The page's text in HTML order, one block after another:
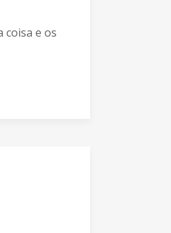
coisa e os